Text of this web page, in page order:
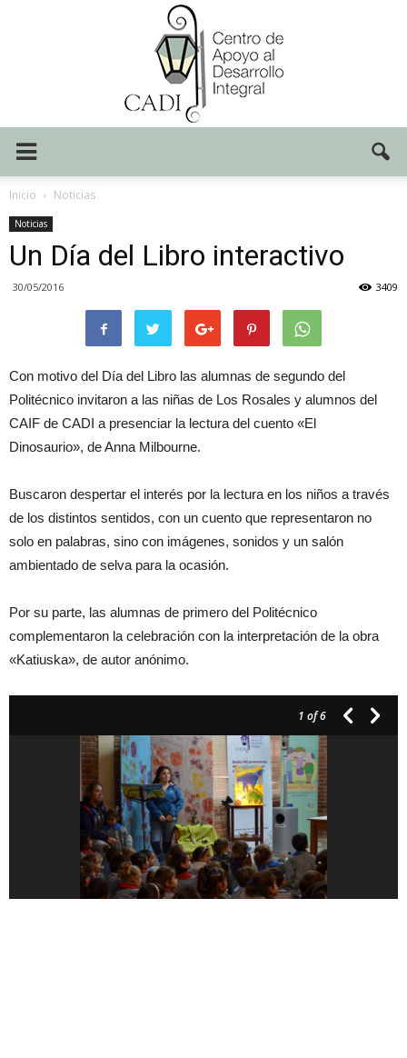
CADI
Inicio Noticias
Noticias
Un Día del Libro interactivo
30/05/2016 3409
Con motivo del Día del Libro las alumnas de segundo del
Politécnico invitaron a las niñas de Los Rosales y alumnos del
CAIF de CADI a presenciar la lectura del cuento «El
Dinosaurio», de Anna Milbourne.
Buscaron despertar el interés por la lectura en los niños a través
de los distintos sentidos, con un cuento que representaron no
solo en palabras, sino con imágenes, sonidos y un salón
ambientado de selva para la ocasión.
Por su parte, las alumnas de primero del Politécnico
complementaron la celebración con la interpretación de la obra
«Katiuska», de autor anónimo.
1 of 6